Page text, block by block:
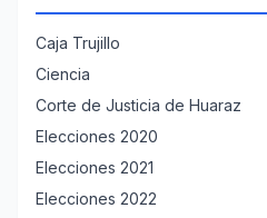
Caja Trujillo
Ciencia
Corte de Justicia de Huaraz
Elecciones 2020
Elecciones 2021
Elecciones 2022